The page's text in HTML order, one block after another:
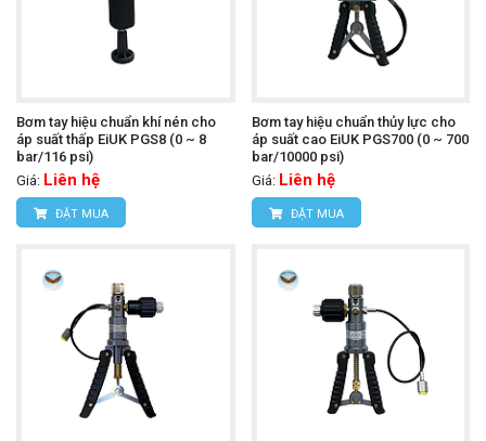
Bơm tay hiệu chuẩn khí nén cho
áp suất thấp EiUK PGS8 (0 ~ 8
bar/116 psi)
Giá: Liên hệ
ĐẶT MUA
Bơm tay hiệu chuẩn thủy lực cho
áp suất cao EiUK PGS700 (0 ~ 700
bar/10000 psi)
Giá: Liên hệ
ĐẶT MUA